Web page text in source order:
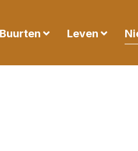
Buurten Leven